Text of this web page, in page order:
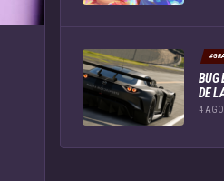
BUG
DE
4